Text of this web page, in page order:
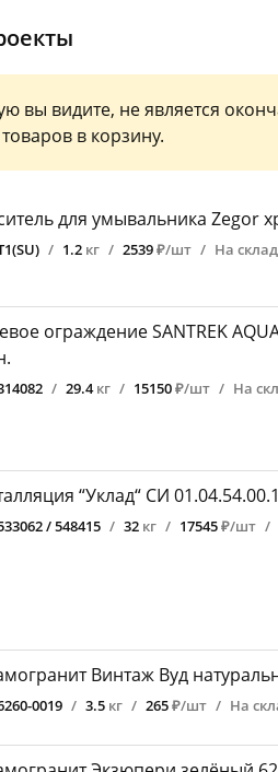
вы видите, не является
в корзину.
для умывальника Zegor
/ 1.2 кг / 2539₽/шт / На
ограждение SANTREK
/ 29.4кг / 15150₽/шт / На
“Уклад“ СИ
/ 548415 / 32 кг / 17545₽/шт /
Винтаж Вуд
0019 / 3.5 кг / 265₽/шт / На